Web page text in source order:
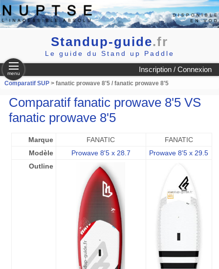
Standup-guide.fr
Le guide du Stand up Paddle
Inscription / Connexion
menu
Comparatif SUP > fanatic prowave 8'5 / fanatic prowave 8'5
Comparatif fanatic prowave 8'5 VS
fanatic prowave 8'5
Marque FANATIC
FANATIC
Modèle
Prowave 8'5 x 28.7
Prowave 8'5 x 29.5
Outline